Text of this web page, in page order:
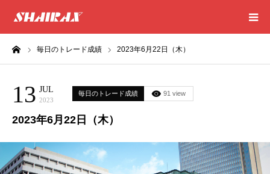
毎日のトレード成績 2023年6月22日（木）
13 JUL
2023
毎日のトレード成績 91 view
2023年6月22日（木）
HOME
RESULT
SUCCESS
CONSULTING